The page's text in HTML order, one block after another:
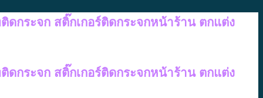
ดกระจก สติ๊กเกอร์ติดกระจกหน้าร้าน ตกแต่ง
ดกระจก สติ๊กเกอร์ติดกระจกหน้าร้าน ตกแต่ง